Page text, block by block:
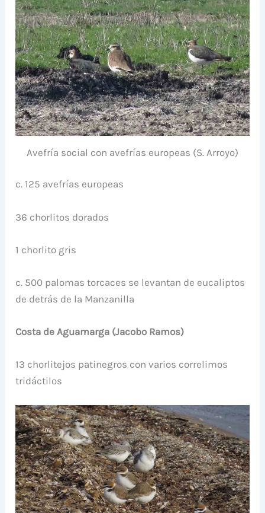
Avefría social con avefrías europeas (S. Arroyo)
c. 125 avefrías europeas
36 chorlitos dorados
1 chorlito gris
c. 500 palomas torcaces se levantan de eucaliptos
de detrás de la Manzanilla
Costa de Aguamarga (Jacobo Ramos)
13 chorlitejos patinegros con varios correlimos
tridáctilos